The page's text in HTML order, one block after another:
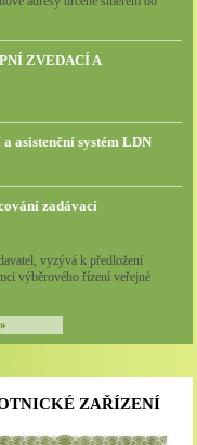
ZVEDACÍ A
asistenční systém LDN
zadávací
vyzývá k předložení
výběrového řízení veřejné
ZAŘÍZENÍ